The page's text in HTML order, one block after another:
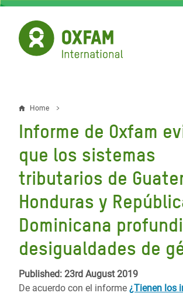
Skip
main
content
Breadcrumb
Home
Informe de Oxfam
que los sistemas
tributarios de
Honduras y
Dominicana
desigualdades de
Published: 23rd August 2019
De acuerdo con el informe ¿Tienen los